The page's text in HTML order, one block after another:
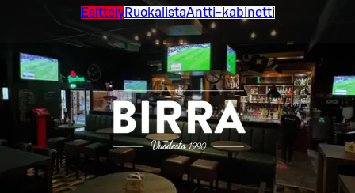
EsittelyRuokalistaAntti-kabinetti